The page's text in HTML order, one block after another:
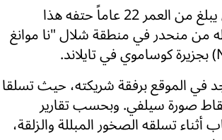
لقي شاب فرنسي يبلغ من العمر 22 عاماً حتفه هذا
من منحدر في منطقة شلال "نا موانغ
في الموقع برفقة شريكته، حيث تسلقا
صورة سيلفي. وبحسب تقارير
أثناء تسلقه الصخور المبللة والزلقة،